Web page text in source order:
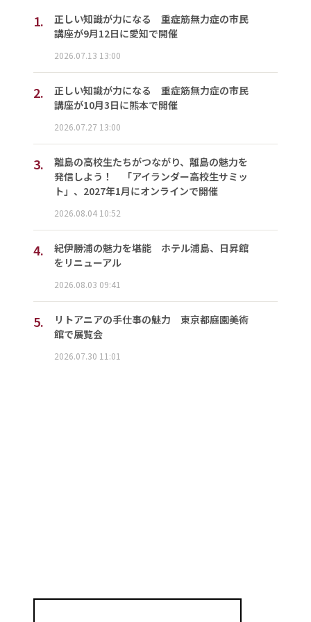
1.
正しい知識が力になる 重症筋無力症の市民
講座が9月12日に愛知で開催
2026.07.13 13:00
2.
正しい知識が力になる 重症筋無力症の市民
講座が10月3日に熊本で開催
2026.07.27 13:00
3.
離島の高校生たちがつながり、離島の魅力を
発信しよう！ 「アイランダー高校生サミッ
ト」、2027年1月にオンラインで開催
2026.08.04 10:52
4.
紀伊勝浦の魅力を堪能 ホテル浦島、日昇館
をリニューアル
2026.08.03 09:41
5.
リトアニアの手仕事の魅力 東京都庭園美術
館で展覧会
2026.07.30 11:01